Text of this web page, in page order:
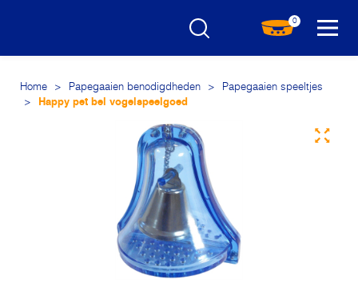
0
Home > Papegaaien benodigdheden >
Papegaaien speeltjes
>
Happy pet bel vogelspeelgoed